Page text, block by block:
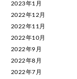
2023年1月
2022年12月
2022年11月
2022年10月
2022年9月
2022年8月
2022年7月